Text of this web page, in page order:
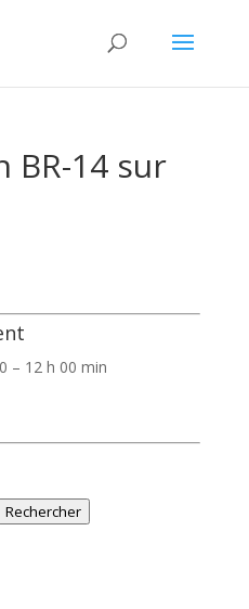
BR-14 sur
– 12 h 00 min
Rechercher